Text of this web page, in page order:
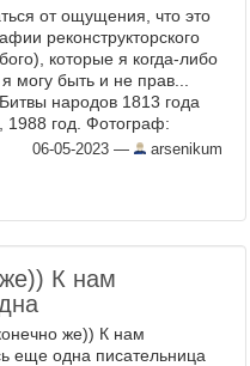
от ощущения, что это
реконструкторского
которые я когда-либо
могу быть и не прав...
народов 1813 года
1988 год. Фотограф:
фото - здесь . ...
06-05-2023 — arsenikum
К нам
же)) К нам
еще одна писательница